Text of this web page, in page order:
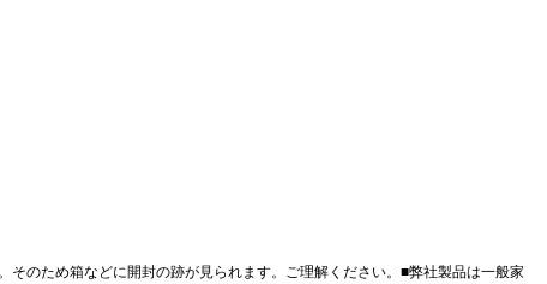
のため箱などに開封の跡が見られます。ご理解ください。■弊社製品は一般家